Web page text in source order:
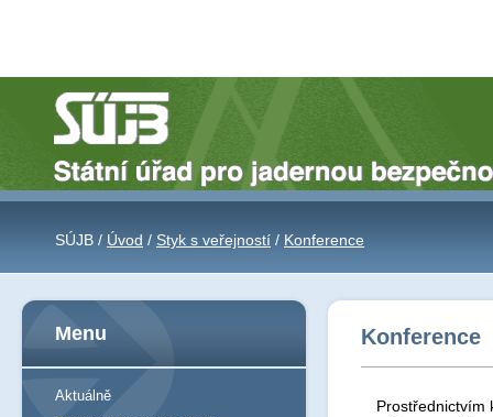
SÚJB / Úvod / Styk s veřejností / Konference
Konference
Prostřednictvím
Menu
Aktuálně